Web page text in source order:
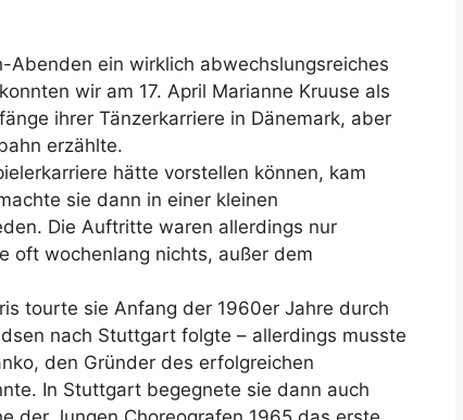
ein wirklich abwechslungsreiches
wir am 17. April Marianne Kruuse als
ihrer Tänzerkarriere in Dänemark, aber
erzählte.
hätte vorstellen können, kam
sie dann in einer kleinen
Die Auftritte waren allerdings nur
oft wochenlang nichts, außer dem
tourte sie Anfang der 1960er Jahre durch
nach Stuttgart folgte – allerdings musste
den Gründer des erfolgreichen
In Stuttgart begegnete sie dann auch